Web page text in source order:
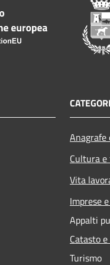
Cultura
Vita
Imprese
Appalti
Catasto
Turismo